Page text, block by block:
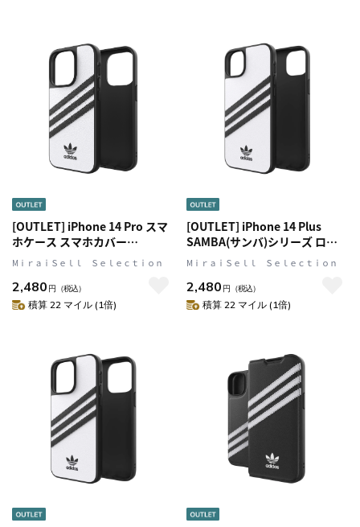
[OUTLET] iPhone 14 Pro スマ
ホケース スマホカバー
SAMBA(サンバ)シリーズ ロゴ
White(ホワイト)/Black(ブラッ
ク) adidas Originals[アディダ
ス オリジナルス]
MⅰｒａｉＳｅｌｌ Ｓｅｌｅｃｔｉｏｎ
2,480 円 （税込）
積算 22 マイル (1倍)
[OUTLET] iPhone 14 Plus
SAMBA(サンバ)シリーズ ロゴ
White(ホワイト)/Black(ブラッ
ク) adidas Originals[アディダ
ス オリジナルス]
MⅰｒａｉＳｅｌｌ Ｓｅｌｅｃｔｉｏｎ
2,480 円 （税込）
積算 22 マイル (1倍)